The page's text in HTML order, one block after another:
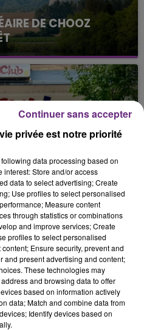
DE CHOOZ
que la centrale
à l'arrêt. Une situation
intense qui est toujours
DE REIMS FERME
du centre-ville
est contraint de
5h19
5h19
privée est notre priorité
data processing based on
Store and/or access
data to select advertising; Create
Use profiles to select personalised
Measure content
through statistics or combinations
and improve services; Create
profiles to select personalised
Ensure security, prevent and
and present advertising and content;
These technologies may
and browsing data to offer
based on information actively
data; Match and combine data from
Identify devices based on
Continuer sans accepter